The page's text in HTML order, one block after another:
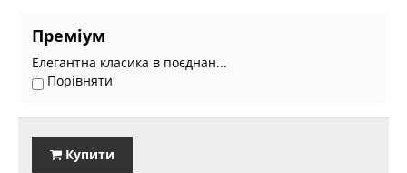
Преміум
Елегантна класика в поєднан...
Порівняти
Купити